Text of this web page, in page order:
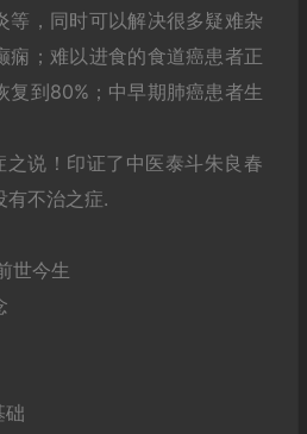
等，同时可以解决很多疑难杂
痫；难以进食的食道癌患者正
复到80%；中早期肺癌患者生
之说！印证了中医泰斗朱良春
有不治之症.
世今生
础